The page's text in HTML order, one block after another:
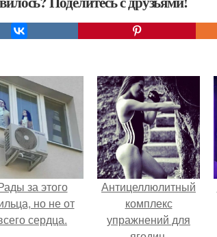
за этого
но не от
сердца.
Антицеллюлитный
комплекс
упражнений для